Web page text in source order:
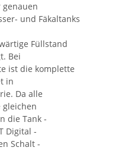
genauen
und Fäkaltanks
Füllstand
Bei
ist die komplette
in
Da alle
gleichen
die Tank -
Digital -
Schalt -